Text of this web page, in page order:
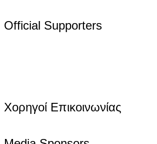
Official Supporters
Χορηγοί Επικοινωνίας